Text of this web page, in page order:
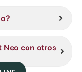
Neo con otros